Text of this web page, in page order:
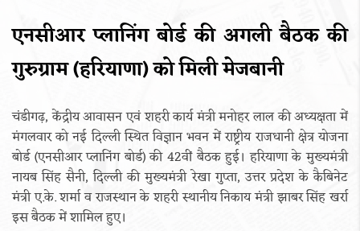
एनसीआर प्लानिंग बोर्ड की अगली बैठक की
गुरुग्राम (हरियाणा) को मिली मेजबानी
चंडीगढ़, केंद्रीय आवासन एवं शहरी कार्य मंत्री मनोहर लाल की अध्यक्षता में
मंगलवार को नई दिल्ली स्थित विज्ञान भवन में राष्ट्रीय राजधानी क्षेत्र योजना
बोर्ड (एनसीआर प्लानिंग बोर्ड) की 42वीं बैठक हुई। हरियाणा के मुख्यमंत्री
नायब सिंह सैनी, दिल्ली की मुख्यमंत्री रेखा गुप्ता, उत्तर प्रदेश के कैबिनेट
मंत्री ए.के. शर्मा व राजस्थान के शहरी स्थानीय निकाय मंत्री झाबर सिंह खर्रा
इस बैठक में शामिल हुए।